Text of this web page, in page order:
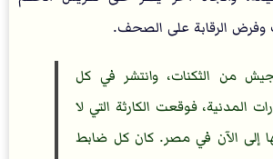
وفرض الرقابة على الصحف.
من الثكنات، وانتشر في كل
المدنية، فوقعت الكارثة التي لا
إلى الآن في مصر. كان كل ضابط